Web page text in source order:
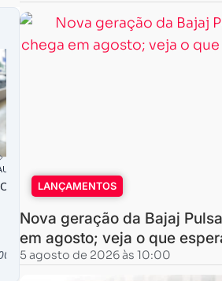
LANÇAMENTOS
Nova geração da Bajaj
em agosto; veja o que
5 agosto de 2026 às 10:00